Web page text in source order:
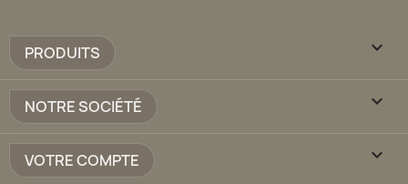
PRODUITS 
NOTRE SOCIÉTÉ 
VOTRE COMPTE 